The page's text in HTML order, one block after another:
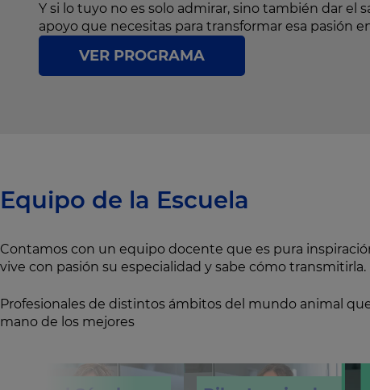
Y si lo tuyo no es solo admirar, sino también dar el
apoyo que necesitas para transformar esa pasión
VER PROGRAMA
Equipo de la Escuela
Contamos con un equipo docente que es pura
vive con pasión su especialidad y sabe cómo transmitirla.
Profesionales de distintos ámbitos del mundo animal
mano de los mejores